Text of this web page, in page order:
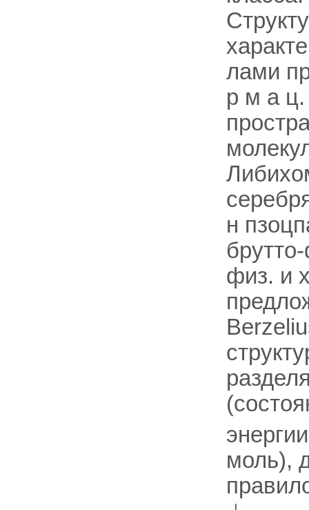
лами
р м а
н
физ. и
моль),